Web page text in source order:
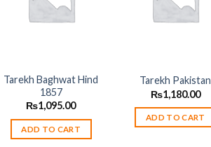
Tarekh Baghwat Hind
1857
₨1,095.00
ADD TO CART
Tarekh Pakistan
₨1,180.00
ADD TO CART